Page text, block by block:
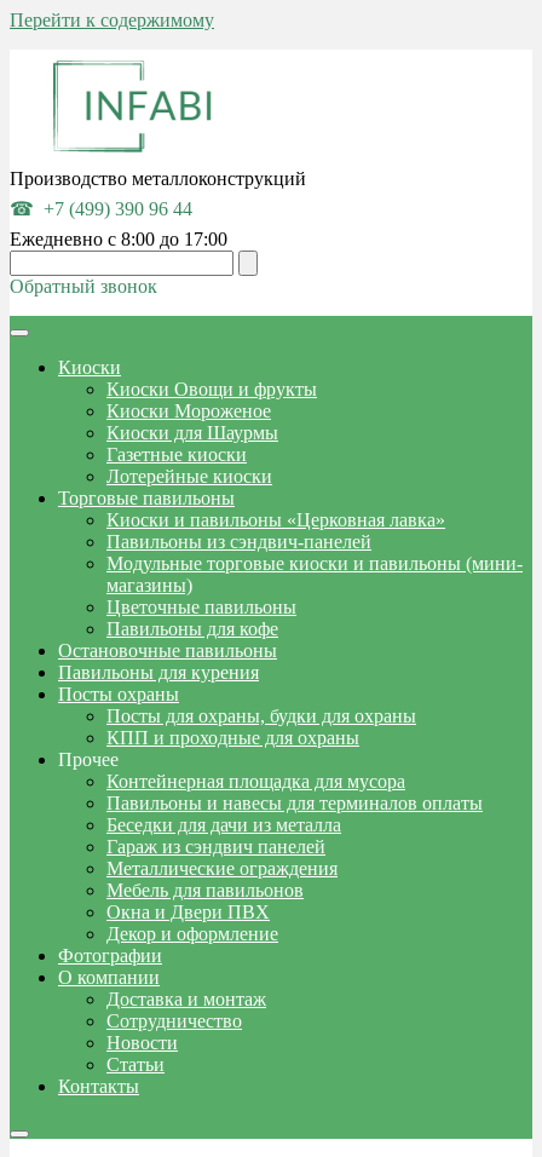
Перейти к содержимому
Производство металлоконструкций
+7 (499) 390 96 44
Ежедневно с 8:00 до 17:00
Обратный звонок
Киоски
Киоски Овощи и фрукты
Киоски Мороженое
Киоски для Шаурмы
Газетные киоски
Лотерейные киоски
Торговые павильоны
Киоски и павильоны «Церковная лавка»
Павильоны из сэндвич-панелей
Модульные торговые киоски и павильоны (мини-
магазины)
Цветочные павильоны
Павильоны для кофе
Остановочные павильоны
Павильоны для курения
Посты охраны
Посты для охраны, будки для охраны
КПП и проходные для охраны
Прочее
Контейнерная площадка для мусора
Павильоны и навесы для терминалов оплаты
Беседки для дачи из металла
Гараж из сэндвич панелей
Металлические ограждения
Мебель для павильонов
Окна и Двери ПВХ
Декор и оформление
Фотографии
О компании
Доставка и монтаж
Сотрудничество
Новости
Статьи
Контакты